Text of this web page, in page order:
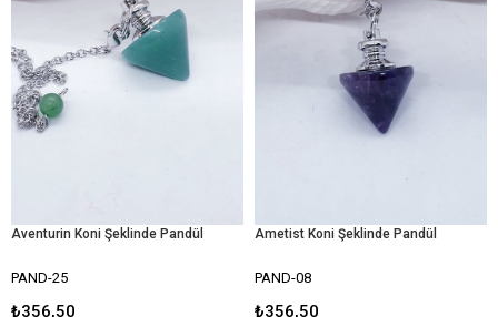
Aventurin Koni Şeklinde Pandül
PAND-25
₺356,50
Ametist Koni Şeklinde Pandül
PAND-08
₺356,50